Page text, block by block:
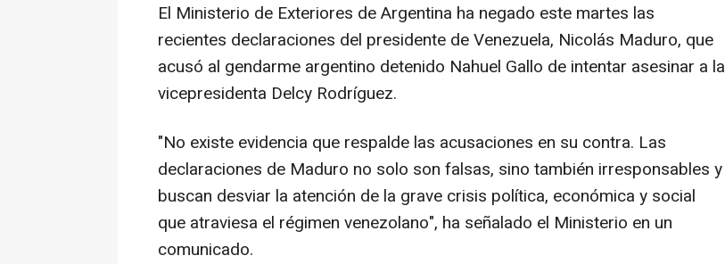
El Ministerio de Exteriores de Argentina ha negado este martes las
recientes declaraciones del presidente de Venezuela, Nicolás Maduro, que
acusó al gendarme argentino detenido Nahuel Gallo de intentar asesinar a la
vicepresidenta Delcy Rodríguez.
"No existe evidencia que respalde las acusaciones en su contra. Las
declaraciones de Maduro no solo son falsas, sino también irresponsables y
buscan desviar la atención de la grave crisis política, económica y social
que atraviesa el régimen venezolano", ha señalado el Ministerio en un
comunicado.